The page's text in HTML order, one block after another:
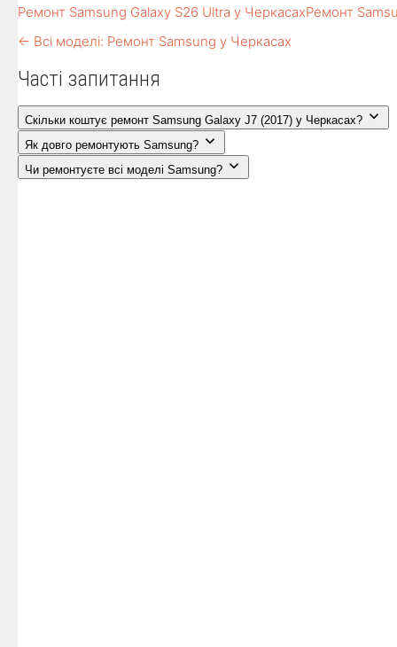
Ремонт Samsung Galaxy S26 Ultra у ЧеркасахРемонт
← Всі моделі: Ремонт Samsung у Черкасах
Часті запитання
Скільки коштує ремонт Samsung Galaxy J7 (2017) у Черкасах?
Як довго ремонтують Samsung?
Чи ремонтуєте всі моделі Samsung?